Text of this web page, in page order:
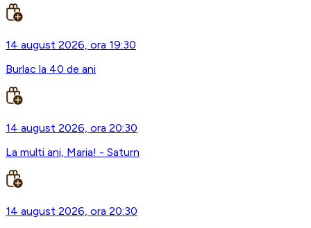
14 august 2026, ora 19:30
Burlac la 40 de ani
14 august 2026, ora 20:30
La multi ani, Maria! - Saturn
14 august 2026, ora 20:30